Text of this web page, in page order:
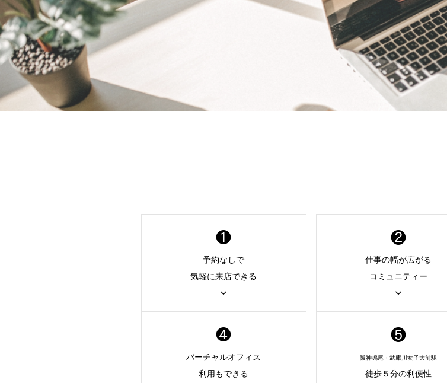
❶
予約なしで
気軽に来店できる
❷
仕事の幅が広がる
コミュニティー
❹
バーチャルオフィス
利用もできる
❺
阪神鳴尾・武庫川女子大前駅
徒歩５分の利便性